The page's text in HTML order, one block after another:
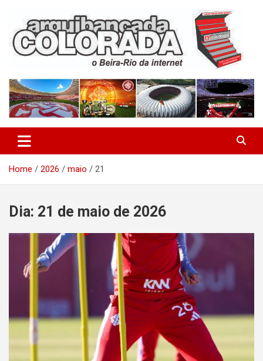
content
Arquibancada Colorada
Home 2026 maio 21
Dia: 21 de maio de 2026